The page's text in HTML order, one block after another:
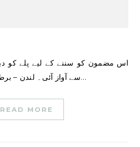
اس مضمون کو سننے کے لیے پلے کو دبائیں۔ مصنوعی ذہانت
سے آواز آئی۔ لندن – برطانیہ کو بائیڈن انتظامیہ…
READ MORE